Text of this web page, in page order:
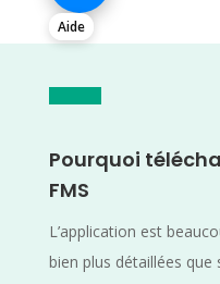
Aide
Pourquoi
FMS
L’application est
bien plus détaillées que